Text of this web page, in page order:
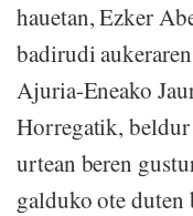
hauetan, Ezker
badirudi
Ajuria-Eneako
Horregatik,
urtean beren
galduko ote